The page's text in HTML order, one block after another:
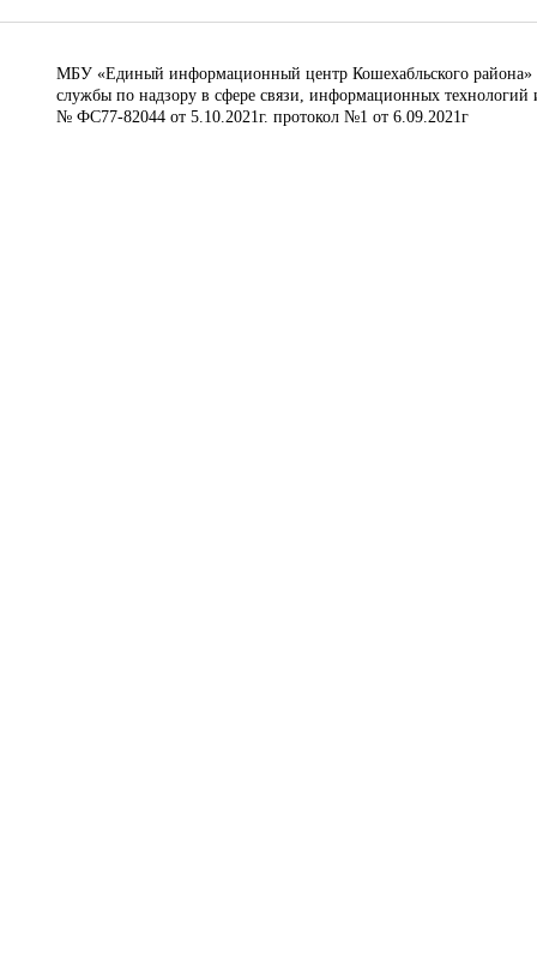
МБУ «Единый информационный центр Кошехабльского района»
службы по надзору в сфере связи, информационных
№ ФС77-82044 от 5.10.2021г. протокол №1 от 6.09.2021г